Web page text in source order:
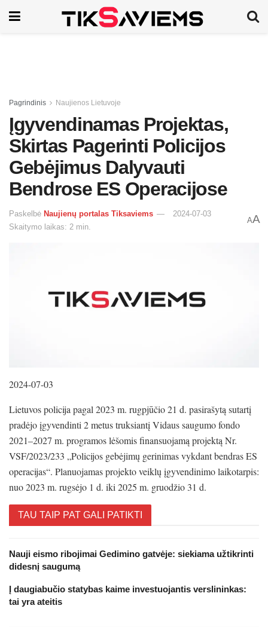
Pagrindinis Naujienos Lietuvoje
Įgyvendinamas Projektas,
Skirtas Pagerinti Policijos
Gebėjimus Dalyvauti
Bendrose ES Operacijose
Paskelbė Naujienų portalas Tiksaviems
2024-07-03
Skaitymo laikas: 2 min.
AA
2024-07-03
Lietuvos policija pagal 2023 m. rugpjūčio 21 d. pasirašytą sutartį
pradėjo įgyvendinti 2 metus truksiantį Vidaus saugumo fondo
2021–2027 m. programos lėšomis finansuojamą projektą Nr.
VSF/2023/233 „Policijos gebėjimų gerinimas vykdant bendras ES
operacijas“. Planuojamas projekto veiklų įgyvendinimo laikotarpis:
nuo 2023 m. rugsėjo 1 d. iki 2025 m. gruodžio 31 d.
TAU TAIP PAT GALI PATIKTI
Nauji eismo ribojimai Gedimino gatvėje: siekiama užtikrinti
didesnį saugumą
Į daugiabučio statybas kaime investuojantis verslininkas:
tai yra ateitis